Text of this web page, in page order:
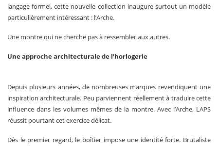
langage formel, cette nouvelle collection inaugure surtout un modèle
particulièrement intéressant : l’Arche.
Une montre qui ne cherche pas à ressembler aux autres.
Une approche architecturale de l’horlogerie
Depuis plusieurs années, de nombreuses marques revendiquent une
inspiration architecturale. Peu parviennent réellement à traduire cette
influence dans les volumes mêmes de la montre. Avec l’Arche, LAPS
réussit pourtant cet exercice délicat.
Dès le premier regard, le boîtier impose une identité forte. Brutaliste